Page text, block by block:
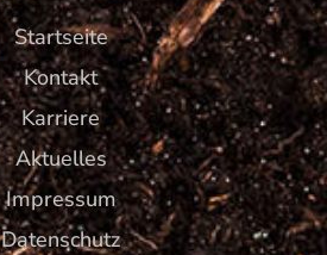
Startseite
Kontakt
Karriere
Aktuelles
Impressum
Datenschutz